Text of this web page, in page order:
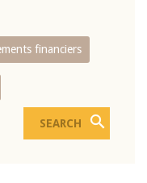
financiers